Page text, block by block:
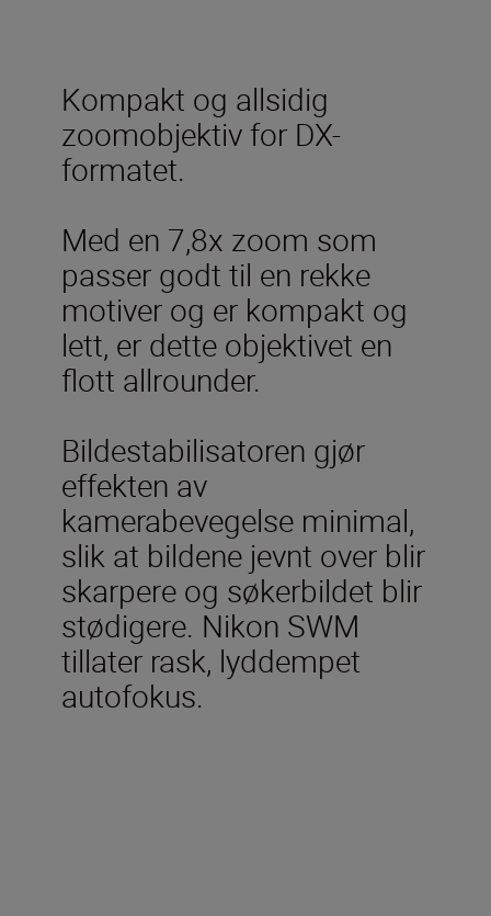
Kompakt og allsidig
zoomobjektiv for DX-
formatet.
Med en 7,8x zoom som
passer godt til en rekke
motiver og er kompakt og
lett, er dette objektivet en
flott allrounder.
Bildestabilisatoren gjør
effekten av
kamerabevegelse minimal,
slik at bildene jevnt over blir
skarpere og søkerbildet blir
stødigere. Nikon SWM
tillater rask, lyddempet
autofokus.